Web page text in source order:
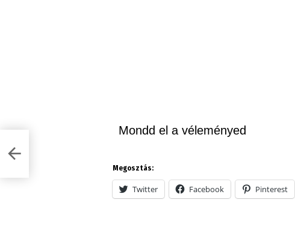
Mondd el a véleményed
Megosztás:
Twitter Facebook Pinterest